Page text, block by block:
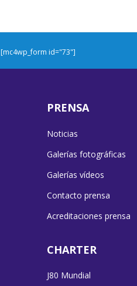
[mc4wp_form id="73"]
PRENSA
Noticias
Galerías fotográficas
Galerías vídeos
Contacto prensa
Acreditaciones prensa
CHARTER
J80 Mundial